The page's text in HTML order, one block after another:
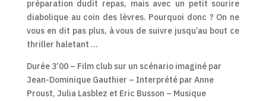
préparation dudit repas, mais avec un petit sourire
diabolique au coin des lèvres. Pourquoi donc ? On ne
vous en dit pas plus, à vous de suivre jusqu’au bout ce
thriller haletant …
Durée 3’00 – Film club sur un scénario imaginé par
Jean-Dominique Gauthier – Interprété par Anne
Proust, Julia Lasblez et Eric Busson – Musique